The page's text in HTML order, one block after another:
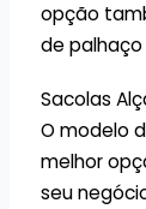
opção
de
Sacolas
O modelo
melhor
seu